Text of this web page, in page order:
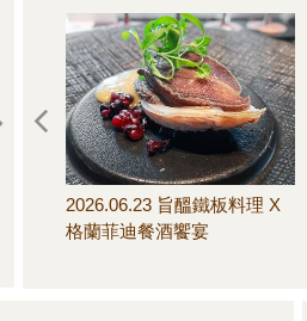
～07.19 信手拈
，饅頭新配搭
2026.07.01～
版！榨菜肉絲
2026.06.23 旨醞鐵板料理 X
格蘭菲迪餐酒饗宴